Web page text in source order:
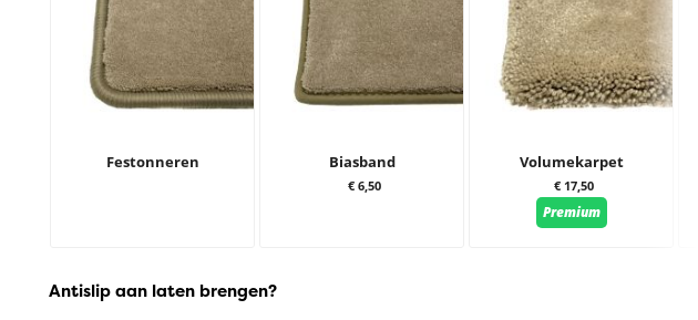
Festonneren Biasband
€ 6,50
Volumekarpet
€ 17,50
Premium
Antislip aan laten brengen?